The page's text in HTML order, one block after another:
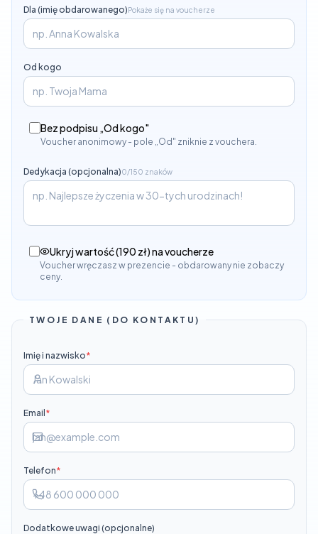
Dla (imię obdarowanego)Pokaże się na voucherze
Od kogo
Bez podpisu „Od kogo"
Voucher anonimowy - pole „Od" zniknie z vouchera.
Dedykacja (opcjonalna)0/150 znaków
Ukryj wartość (190 zł) na voucherze
Voucher wręczasz w prezencie - obdarowany nie zobaczy
ceny.
TWOJE DANE (DO KONTAKTU)
Imię i nazwisko*
Email *
Telefon*
Dodatkowe uwagi (opcjonalne)